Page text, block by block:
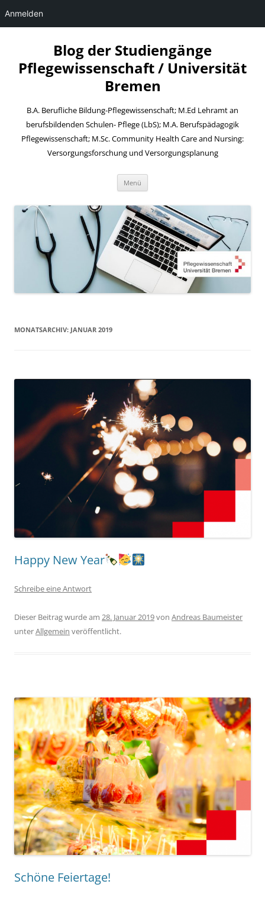
Anmelden
Zum
Blog der Studiengänge
Pflegewissenschaft / Universität
Bremen
B.A. Berufliche Bildung-Pflegewissenschaft; M.Ed Lehramt an
berufsbildenden Schulen- Pflege (LbS); M.A. Berufspädagogik
Pflegewissenschaft; M.Sc. Community Health Care and Nursing:
Versorgungsforschung und Versorgungsplanung
Menü
MONATSARCHIV: JANUAR 2019
Happy New Year
Schreibe eine Antwort
Dieser Beitrag wurde am 28. Januar 2019von Andreas Baumeister
unterAllgemein veröffentlicht.
Schöne Feiertage!